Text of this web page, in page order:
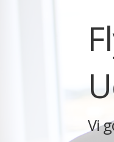
Vi